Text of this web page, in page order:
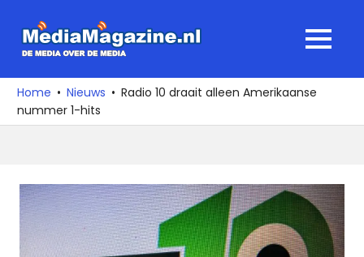
naar
media
over
de
MENU
Home Nieuws
Radio 10 draait alleen Amerikaanse
nummer 1-hits